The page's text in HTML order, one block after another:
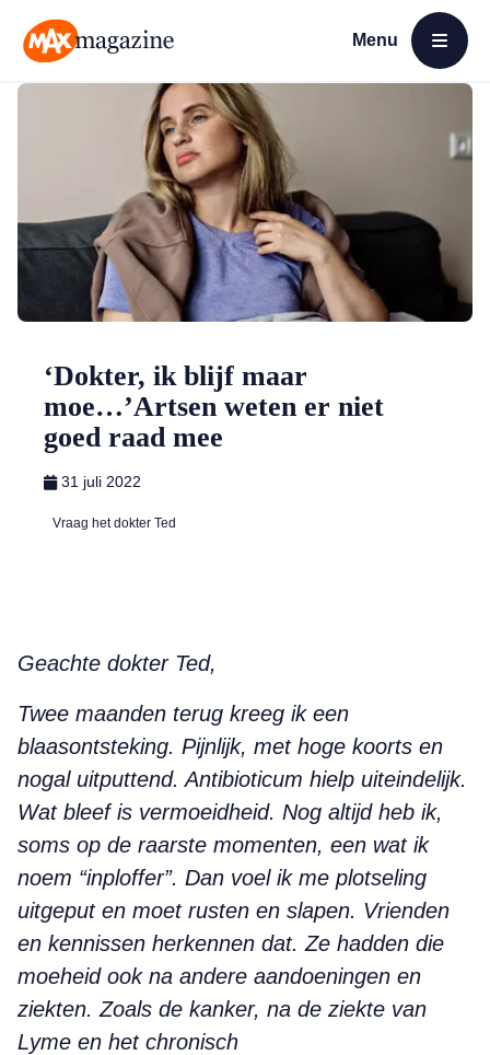
Menu
Open menu
‘Dokter, ik blijf maar
moe…’Artsen weten er niet
goed raad mee
31 juli 2022
Vraag het dokter Ted
Geachte dokter Ted,
Twee maanden terug kreeg ik een
blaasontsteking. Pijnlijk, met hoge koorts en
nogal uitputtend. Antibioticum hielp uiteindelijk.
Wat bleef is vermoeidheid. Nog altijd heb ik,
soms op de raarste momenten, een wat ik
noem “inploffer”. Dan voel ik me plotseling
uitgeput en moet rusten en slapen. Vrienden
en kennissen herkennen dat. Ze hadden die
moeheid ook na andere aandoeningen en
ziekten. Zoals de kanker, na de ziekte van
Lyme en het chronisch